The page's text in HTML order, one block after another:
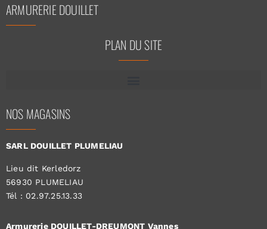
ARMURERIE DOUILLET
PLAN DU SITE
NOS MAGASINS
SARL DOUILLET PLUMELIAU
Lieu dit Kerledorz
56930 PLUMELIAU
Tél : 02.97.25.13.33
Armurerie DOUILLET-DREUMONT Vannes